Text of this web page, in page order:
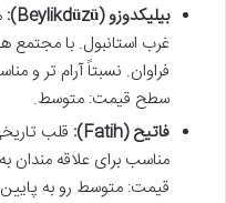
بیلیکدوزو (Beylikdüzü):
غرب استانبول. با
فراوان. نسبتاً آرام تر و
سطح قیمت: متوسط.
فاتیح (Fatih):
قلب
مناسب برای علاقه مندان
قیمت: متوسط رو به